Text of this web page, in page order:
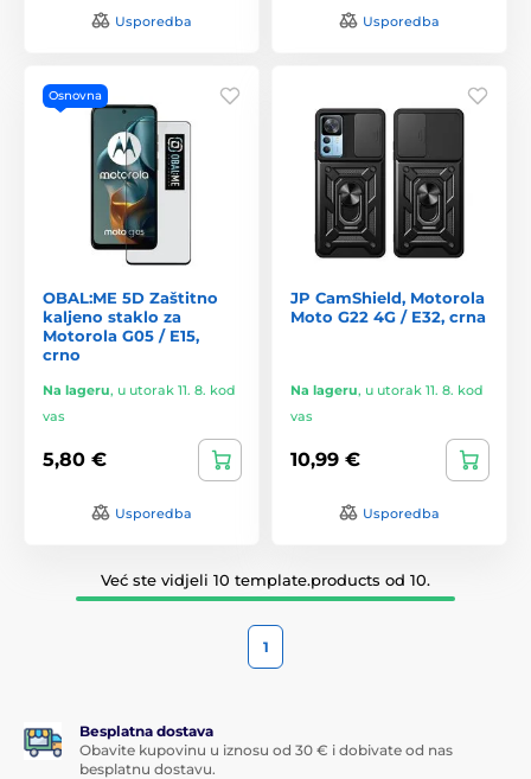
Usporedba Usporedba
Osnovna
OBAL:ME 5D Zaštitno
kaljeno staklo za
Motorola G05 / E15,
crno
Na lageru, u utorak 11. 8. kod
vas
5,80 €
Usporedba
JP CamShield, Motorola
Moto G22 4G / E32, crna
Na lageru, u utorak 11. 8. kod
vas
10,99 €
Usporedba
Već ste vidjeli 10 template.products od 10.
1
Besplatna dostava
Obavite kupovinu u iznosu od 30 € i dobivate od nas
besplatnu dostavu.